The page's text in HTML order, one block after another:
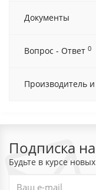
Документы
Вопрос - Ответ 0
Производитель
Подписка
Будьте в курсе